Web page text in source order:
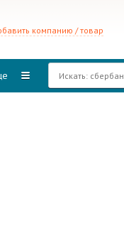
компанию / товар